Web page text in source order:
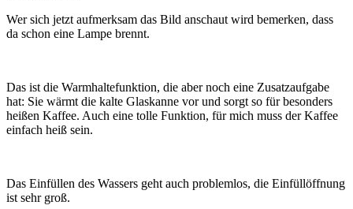
Wer sich jetzt aufmerksam das Bild anschaut wird bemerken, dass
da schon eine Lampe brennt.
Das ist die Warmhaltefunktion, die aber noch eine Zusatzaufgabe
hat: Sie wärmt die kalte Glaskanne vor und sorgt so für besonders
heißen Kaffee. Auch eine tolle Funktion, für mich muss der Kaffee
einfach heiß sein.
Das Einfüllen des Wassers geht auch problemlos, die Einfüllöffnung
ist sehr groß.